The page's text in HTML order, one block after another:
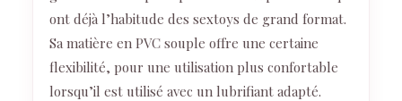
ont déjà l’habitude des sextoys de grand format.
Sa matière en PVC souple offre une certaine
flexibilité, pour une utilisation plus confortable
lorsqu’il est utilisé avec un lubrifiant adapté.